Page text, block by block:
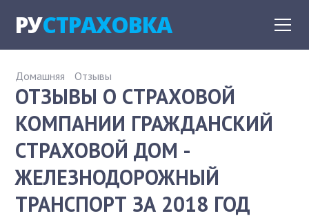
РУСТРАХОВКА
Домашняя Отзывы
ОТЗЫВЫ О СТРАХОВОЙ
КОМПАНИИ ГРАЖДАНСКИЙ
СТРАХОВОЙ ДОМ -
ЖЕЛЕЗНОДОРОЖНЫЙ
ТРАНСПОРТ ЗА 2018 ГОД